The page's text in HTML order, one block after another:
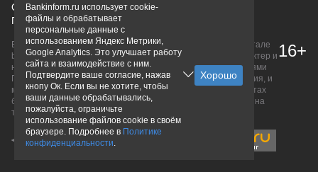
О проектеПолитика конфиденциальности
Правовая информацияДля рекламодателей
Вся информация о продуктах банков, размещенная на портале
bankinform.ru, носит исключительно ознакомительный характер и
не является публичной офертой, определяемой положениями
ГК РФ. Информация не содержит точного и полного описания, и
может быть изменена. Конечные условия уточняйте на сайтах
банков или при личном обращении. Исключительное право на
товарные знаки принадлежит их правообладателям.
16+
Bankinform.ru использует cookie-
файлы и обрабатывает
персональные данные с
использованием Яндекс Метрики,
Google Analytics. Это улучшает работу
сайта и взаимодействие с ним.
Подтвердите ваше согласие, нажав
кнопу Ок. Если вы не хотите, чтобы
ваши данные обрабатывались,
пожалуйста, ограничьте
использование файлов cookie в своём
браузере. Подробнее в Политике
конфиденциальности.